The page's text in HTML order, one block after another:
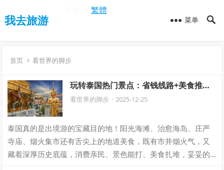
繁體
我去旅游 菜单
首页 看世界的脚步
玩转泰国热门景点：省钱线路+美食推
荐，轻松游遍泰国！
看世界的脚步 · 2025-12-25
泰国真的是出境游的宝藏目的地！阳光海滩、治愈海岛、庄严
寺庙、烟火集市还有舌尖上的地道美食，既有市井烟火气，又
藏着深厚历史底蕴，消费亲民、景色能打、美食扎堆，妥妥的